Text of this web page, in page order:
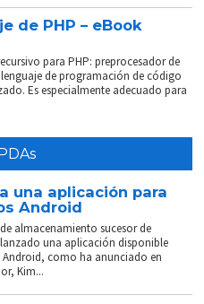
de PHP – eBook
para PHP: preprocesador de
de programación de código
Es especialmente adecuado para
una aplicación para
Android
almacenamiento sucesor de
una aplicación disponible
como ha anunciado en
Kim...